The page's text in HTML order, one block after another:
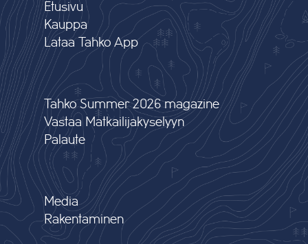
Etusivu
Kauppa
Lataa Tahko App
Tahko Summer 2026 magazine
Vastaa Matkailijakyselyyn
Palaute
Media
Rakentaminen